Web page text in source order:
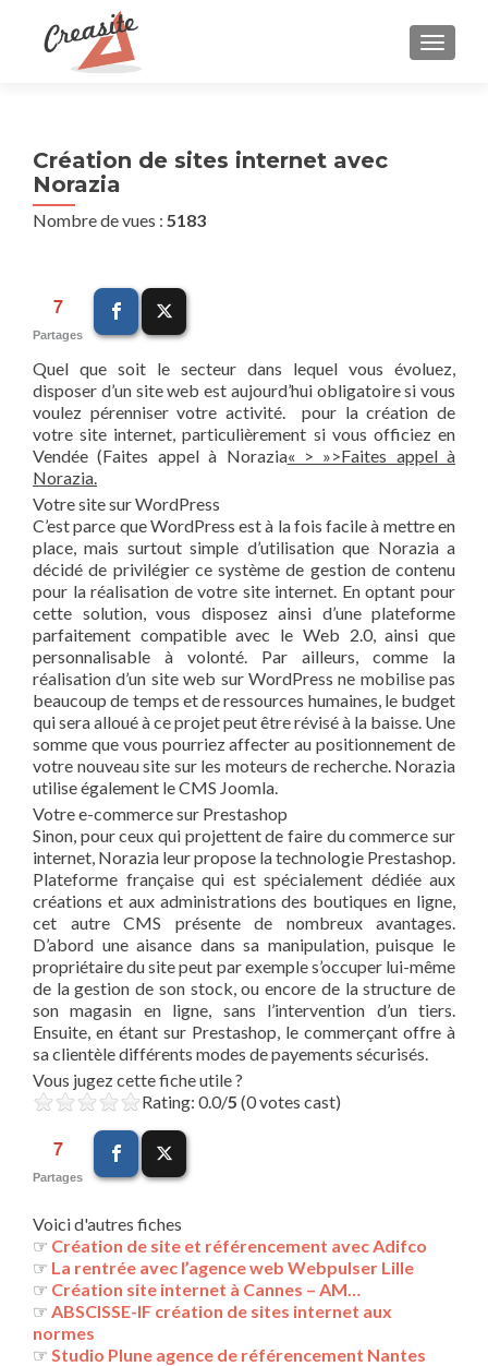
Création de sites internet avec
Norazia
Nombre de vues : 5183
7
Partages
Quel que soit le secteur dans lequel vous évoluez,
disposer d’un site web est aujourd’hui obligatoire si vous
voulez pérenniser votre activité. pour la création de
votre site internet, particulièrement si vous officiez en
Vendée (Faites appel à Norazia« > »>Faites appel à
Norazia.
Votre site sur WordPress
C’est parce que WordPress est à la fois facile à mettre en
place, mais surtout simple d’utilisation que Norazia a
décidé de privilégier ce système de gestion de contenu
pour la réalisation de votre site internet. En optant pour
cette solution, vous disposez ainsi d’une plateforme
parfaitement compatible avec le Web 2.0, ainsi que
personnalisable à volonté. Par ailleurs, comme la
réalisation d’un site web sur WordPress ne mobilise pas
beaucoup de temps et de ressources humaines, le budget
qui sera alloué à ce projet peut être révisé à la baisse. Une
somme que vous pourriez affecter au positionnement de
votre nouveau site sur les moteurs de recherche. Norazia
utilise également le CMS Joomla.
Votre e-commerce sur Prestashop
Sinon, pour ceux qui projettent de faire du commerce sur
internet, Norazia leur propose la technologie Prestashop.
Plateforme française qui est spécialement dédiée aux
créations et aux administrations des boutiques en ligne,
cet autre CMS présente de nombreux avantages.
D’abord une aisance dans sa manipulation, puisque le
propriétaire du site peut par exemple s’occuper lui-même
de la gestion de son stock, ou encore de la structure de
son magasin en ligne, sans l’intervention d’un tiers.
Ensuite, en étant sur Prestashop, le commerçant offre à
sa clientèle différents modes de payements sécurisés.
Vous jugez cette fiche utile ?
Rating: 0.0/5 (0 votes cast)
7
Partages
Voici d'autres fiches
☞ Création de site et référencement avec Adifco
☞ La rentrée avec l’agence web Webpulser Lille
☞ Création site internet à Cannes – AM…
☞ ABSCISSE-IF création de sites internet aux
normes
☞ Studio Plune agence de référencement Nantes